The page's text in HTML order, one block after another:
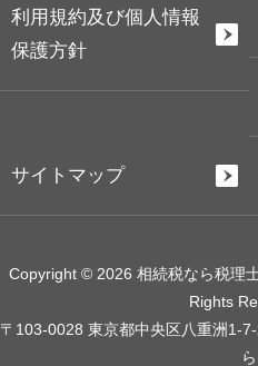
利用規約及び個人情報
保護方針
サイトマップ
Copyright © 2026 相続税なら税理
Rights
〒103-0028 東京都中央区八重洲1-
ら